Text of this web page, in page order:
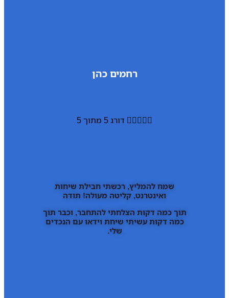
רחמים כהן
 דורג 5 מתוך 5
שמח להמליץ, רכשתי חבילת שיחות
ואינטרנט, קליטה מעולה! תודה
תוך כמה דקות הצלחתי להתחבר, וכבר תוך
כמה דקות עשיתי שיחת וידאו עם הנכדים
שלי.